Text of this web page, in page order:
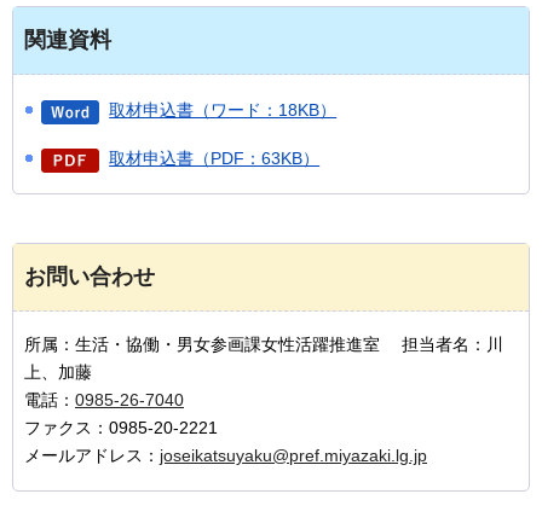
関連資料
取材申込書（ワード：18KB）
取材申込書（PDF：63KB）
お問い合わせ
所属：生活・協働・男女参画課女性活躍推進室 担当者名：川
上、加藤
電話： 0985-26-7040
ファクス：0985-20-2221
メールアドレス： joseikatsuyaku@pref.miyazaki.lg.jp